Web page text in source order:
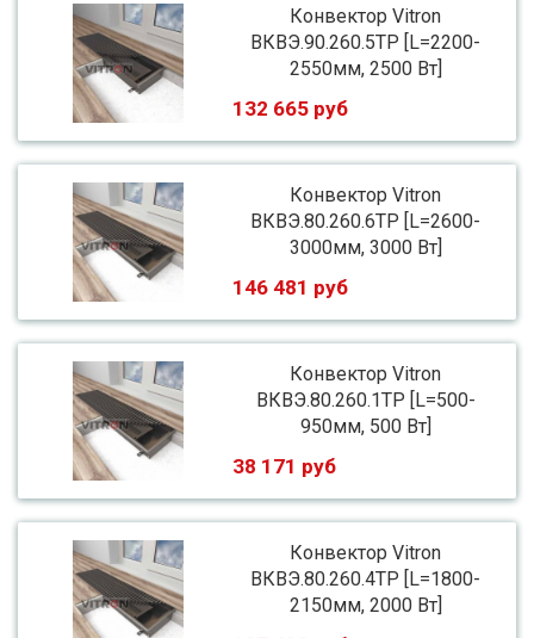
Конвектор Vitron
ВКВЭ.90.260.5ТР [L=2200-
2550мм, 2500 Вт]
132 665 руб
Конвектор Vitron
ВКВЭ.80.260.6ТР [L=2600-
3000мм, 3000 Вт]
146 481 руб
Конвектор Vitron
ВКВЭ.80.260.1ТР [L=500-
950мм, 500 Вт]
38 171 руб
Конвектор Vitron
ВКВЭ.80.260.4ТР [L=1800-
2150мм, 2000 Вт]